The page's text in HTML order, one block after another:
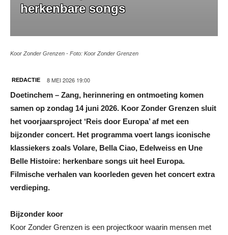
herkenbare songs
Koor Zonder Grenzen - Foto: Koor Zonder Grenzen
REDACTIE 8 MEI 2026 19:00
Doetinchem – Zang, herinnering en ontmoeting komen
samen op zondag 14 juni 2026. Koor Zonder Grenzen sluit
het voorjaarsproject ‘Reis door Europa’ af met een
bijzonder concert. Het programma voert langs iconische
klassiekers zoals Volare, Bella Ciao, Edelweiss en Une
Belle Histoire: herkenbare songs uit heel Europa.
Filmische verhalen van koorleden geven het concert extra
verdieping.
Bijzonder koor
Koor Zonder Grenzen is een projectkoor waarin mensen met